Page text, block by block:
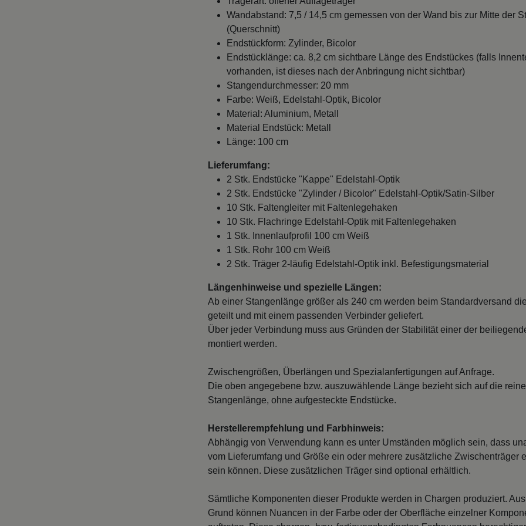
Wandabstand: 7,5 / 14,5 cm gemessen von der Wand bis zur Mitte der
(Querschnitt)
Endstückform: Zylinder, Bicolor
Endstücklänge: ca. 8,2 cm sichtbare Länge des Endstückes (falls
vorhanden, ist dieses nach der Anbringung nicht sichtbar)
Stangendurchmesser: 20 mm
Farbe: Weiß, Edelstahl-Optik, Bicolor
Material: Aluminium, Metall
Material Endstück: Metall
Länge: 100 cm
2 Stk. Endstücke "Kappe" Edelstahl-Optik
2 Stk. Endstücke "Zylinder / Bicolor" Edelstahl-Optik/Satin-Silber
10 Stk. Faltengleiter mit Faltenlegehaken
10 Stk. Flachringe Edelstahl-Optik mit Faltenlegehaken
1 Stk. Innenlaufprofil 100 cm Weiß
1 Stk. Rohr 100 cm Weiß
2 Stk. Träger 2-läufig Edelstahl-Optik inkl. Befestigungsmaterial
Ab einer Stangenlänge größer als 240 cm werden beim Standardversand die
geteilt und mit einem passenden Verbinder geliefert.
Über jeder Verbindung muss aus Gründen der Stabilität einer der
montiert werden.
Die oben angegebene bzw. auszuwählende Länge bezieht sich auf die reine
Stangenlänge, ohne aufgesteckte Endstücke.
Abhängig von Verwendung kann es unter Umständen möglich sein, dass
vom Lieferumfang und Größe ein oder mehrere zusätzliche Zwischenträger
sein können. Diese zusätzlichen Träger sind optional erhältlich.
Grund können Nuancen in der Farbe oder der Oberfläche einzelner
auftreten. Diese chargen- bzw. fertigungsbedingten Farbnuancen